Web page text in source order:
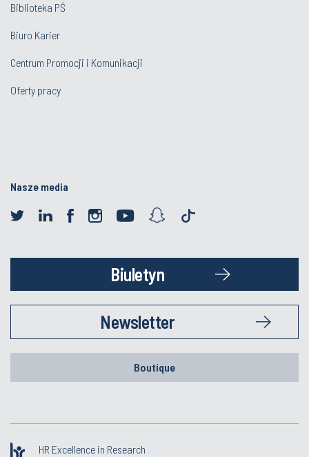
Biblioteka PŚ
Biuro Karier
Centrum Promocji i Komunikacji
Oferty pracy
Nasze media
Biuletyn
Newsletter
Boutique
HR Excellence in Research